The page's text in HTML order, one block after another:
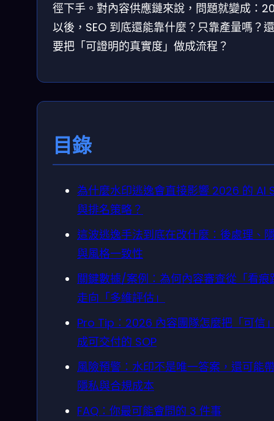
徑下手。對內容供應鏈來說，問題就變成：
以後，SEO 到底還能靠什麼？只靠產量嗎？
要把「可證明的真實度」做成流程？
目錄
為什麼水印逃逸會直接影響 2026 的 AI
與排名策略？
這波逃逸手法到底在改什麼：後處理、
與風格一致性
關鍵數據/案例：為何內容審查從「看痕
走向「多維評估」
Pro Tip：2026 內容團隊怎麼把「可信
成可交付的 SOP
風險預警：水印不是唯一答案，還可能
隱私與合規成本
FAQ：你最可能會問的 3 件事